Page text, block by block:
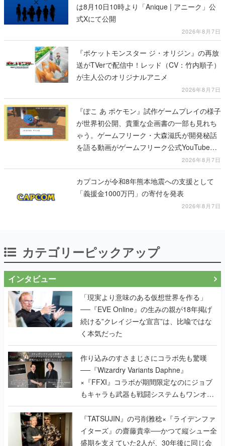
は8月10日10時より「Anique | アニーク」公
式Xにて公開
2026年8月7日
『ポケットモンスター ジ・オリジン』の再放
送がTVerで配信中！レッド（CV：竹内順子）
が主人公のオリジナルアニメ
2026年8月7日
『ぽこ あ ポケモン』試作ゲームプレイの様子
が世界初公開、貴重な企画書の一部も見れち
ゃう。ゲームフリーク・大森滋氏が開発秘話
を語る動画がゲームフリーク公式YouTubeで
2026年8月7日
カプコンが令和8年熊本地震への支援として
「義援金1000万円」の寄付を発表
2026年8月7日
カテゴリーピックアップ
インタビュー
「現実より意味のある仮想世界を作る」
──『EVE Online』の生みの親が18年掲げ
続ける”クレイジーな宣言”は、比喩ではな
く本気だった
作り込みのすさまじさにコラボ先も驚嘆
──『Wizardry Variants Daphne』
×『FFXI』コラボが期間限定なのにジョブ
もキャラも武器も戦闘システムもワンオフ
で作り込まれた理由を両ディレクターに聞
く
『TATSUJIN』の弓削雅稔×『ライデンファ
イターズ』の齋藤貴幸──かつて縦シュー全
盛期を支えていた2人が、30年後に同じ会